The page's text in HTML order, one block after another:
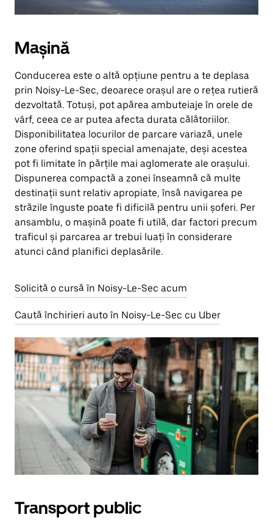
Mașină
Conducerea este o altă opțiune pentru a te deplasa
prin Noisy-Le-Sec, deoarece orașul are o rețea rutieră
dezvoltată. Totuși, pot apărea ambuteiaje în orele de
vârf, ceea ce ar putea afecta durata călătoriilor.
Disponibilitatea locurilor de parcare variază, unele
zone oferind spații special amenajate, deși acestea
pot fi limitate în părțile mai aglomerate ale orașului.
Dispunerea compactă a zonei înseamnă că multe
destinații sunt relativ apropiate, însă navigarea pe
străzile înguste poate fi dificilă pentru unii șoferi. Per
ansamblu, o mașină poate fi utilă, dar factori precum
traficul și parcarea ar trebui luați în considerare
atunci când planifici deplasările.
Solicită o cursă în Noisy-Le-Sec acum
Caută închirieri auto în Noisy-Le-Sec cu Uber
Transport public